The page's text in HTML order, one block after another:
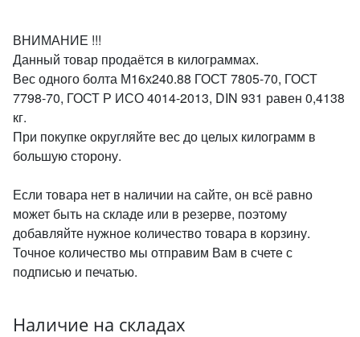
ВНИМАНИЕ !!!
Данный товар продаётся в килограммах.
Вес одного болта М16х240.88 ГОСТ 7805-70, ГОСТ
7798-70, ГОСТ Р ИСО 4014-2013, DIN 931 равен 0,4138
кг.
При покупке округляйте вес до целых килограмм в
большую сторону.
Если товара нет в наличии на сайте, он всё равно
может быть на складе или в резерве, поэтому
добавляйте нужное количество товара в корзину.
Точное количество мы отправим Вам в счете с
подписью и печатью.
Наличие на складах